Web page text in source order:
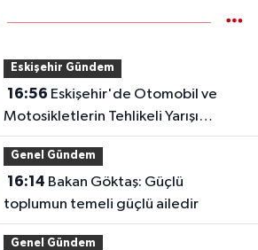
Eskişehir Gündem
16:56
Motosikletlerin Tehlikeli Yarışı
Kamerada
Genel Gündem
16:14
toplumun temeli güçlü ailedir
Genel Gündem